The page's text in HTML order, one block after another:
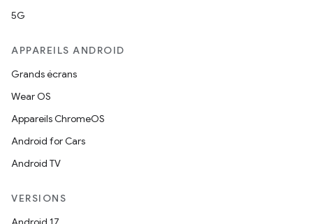
5G
APPAREILS ANDROID
Grands écrans
Wear OS
Appareils ChromeOS
Android for Cars
Android TV
VERSIONS